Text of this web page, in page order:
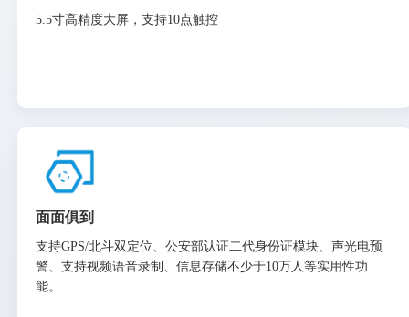
5.5寸高精度大屏，支持10点触控
面面俱到
支持GPS/北斗双定位、公安部认证二代身份证模块、声光电预
警、支持视频语音录制、信息存储不少于10万人等实用性功
能。